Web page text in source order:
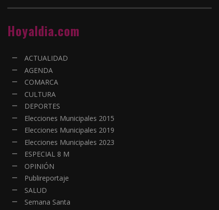
Hoyaldia.com
ACTUALIDAD
AGENDA
COMARCA
CULTURA
DEPORTES
Elecciones Municipales 2015
Elecciones Municipales 2019
Elecciones Municipales 2023
ESPECIAL 8 M
OPINIÓN
Publireportaje
SALUD
Semana Santa